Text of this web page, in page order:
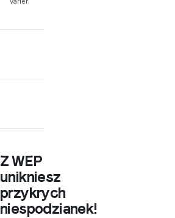
Z WEP
unikniesz
przykrych
niespodzianek!